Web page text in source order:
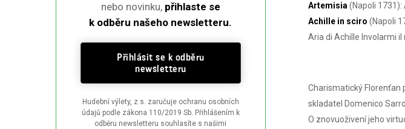
nebo novinku, přihlaste se
k odběru našeho newsletteru.
Přihlásit se k odběru
newsletteru
Hudební výlety, z.s. zaručuje ochranu osobních
údajů podle zákona 110/2019 Sb. Přihlášením k
odběru newsletteru souhlasíte s našimi
Artemisia (Napoli 1731):
Achille in sciro (Napoli
Aria di Achille Involarmi il
Charismatický Florenťan
skladatel Domenico
O znovuoživení jeho